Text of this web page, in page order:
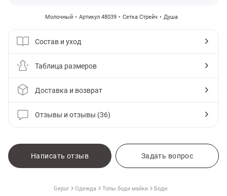
Молочный Артикул 48039 Сетка Стрейч Душа
Состав и уход
Таблица размеров
Доставка и возврат
Отзывы и отзывы (36)
Написать отзыв Задать вопрос
Gepur Одежда Топы боди майки Боди